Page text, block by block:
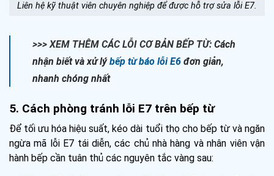
Liên hệ kỹ thuật viên chuyên nghiệp để được hỗ trợ sửa lỗi E7.
>>> XEM THÊM CÁC LỖI CƠ BẢN BẾP TỪ: Cách
nhận biết và xử lýbếp từ báo lỗi E6 đơn giản,
nhanh chóng nhất
5. Cách phòng tránh lỗi E7 trên bếp từ
Để tối ưu hóa hiệu suất, kéo dài tuổi thọ cho bếp từ và ngăn
ngừa mã lỗi E7 tái diễn, các chủ nhà hàng và nhân viên vận
hành bếp cần tuân thủ các nguyên tắc vàng sau: